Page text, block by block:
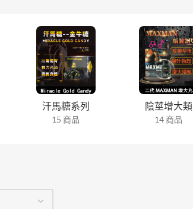
汗馬糖系列
15 商品
陰莖增大類
14 商品